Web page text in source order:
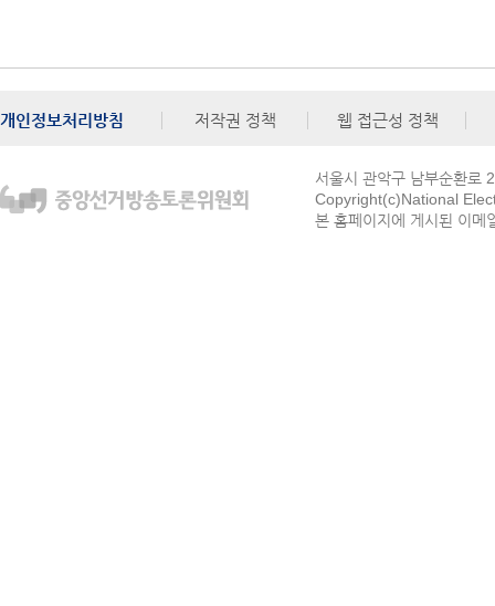
개인정보처리방침 저작권 정책 웹 접근성 정책
서울시 관악구 남부순환로
Copyright(c)National
본 홈페이지에 게시된 이메